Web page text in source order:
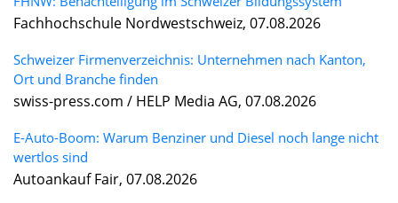
Fachhochschule Nordwestschweiz, 07.08.2026
Schweizer Firmenverzeichnis: Unternehmen nach Kanton,
Ort und Branche finden
swiss-press.com / HELP Media AG, 07.08.2026
E-Auto-Boom: Warum Benziner und Diesel noch lange nicht
wertlos sind
Autoankauf Fair, 07.08.2026